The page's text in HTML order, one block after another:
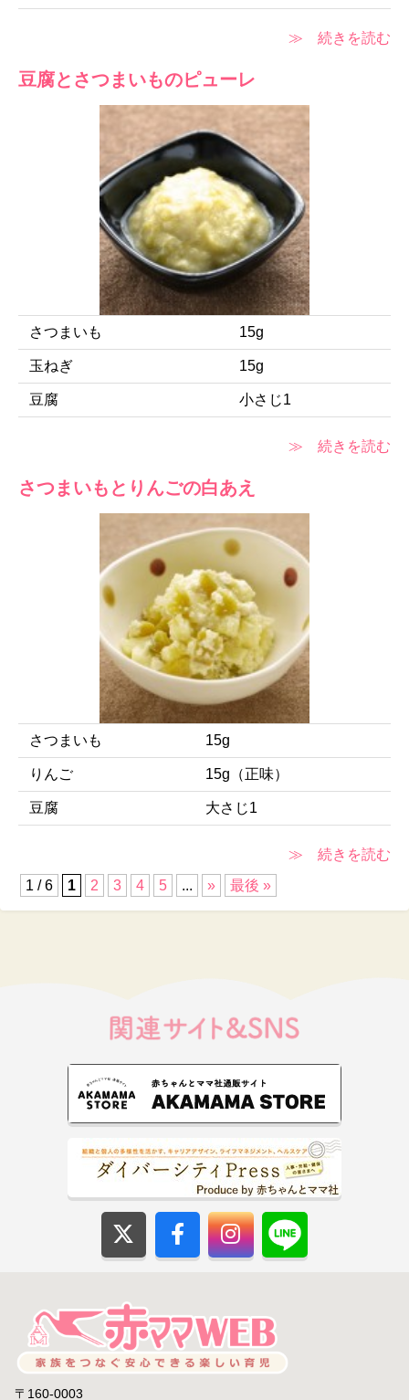
≫ 続きを読む
豆腐とさつまいものピューレ
さつまいも 15g
玉ねぎ 15g
豆腐 小さじ1
≫ 続きを読む
さつまいもとりんごの白あえ
さつまいも 15g
りんご 15g（正味）
豆腐 大さじ1
≫ 続きを読む
1 / 6
1 2 3 4 5 ... » 最後 »
〒160-0003